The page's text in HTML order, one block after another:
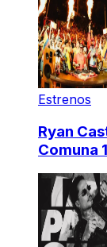
Estrenos
Ryan
Comuna